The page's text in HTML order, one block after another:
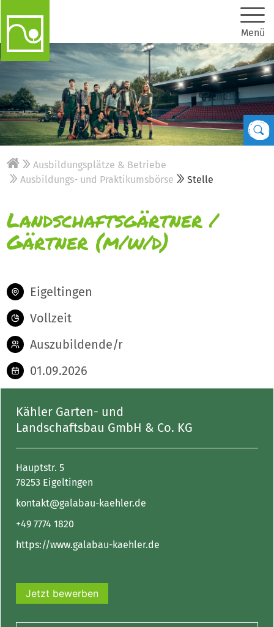
Menü
Ausbildungsplätze & Betriebe
Ausbildungs- und Praktikumsbörse
Stelle
Landschaftsgärtner /
Gärtner (m/w/d)
Eigeltingen
Vollzeit
Auszubildende/r
01.09.2026
Kähler Garten- und
Landschaftsbau GmbH & Co. KG
Hauptstr. 5
78253 Eigeltingen
kontakt@galabau-kaehler.de
+49 7774 1820
https://www.galabau-kaehler.de
Jetzt bewerben